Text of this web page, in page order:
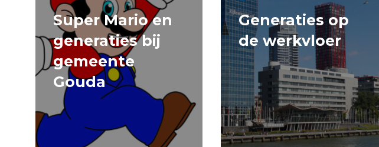
Super Mario en
generaties bij
gemeente
Gouda
Generaties op
de werkvloer